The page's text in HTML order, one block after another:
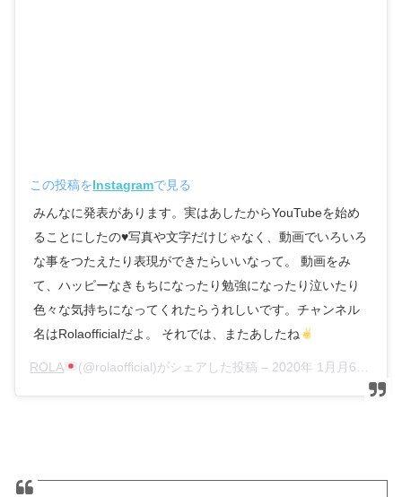
この投稿をInstagramで見る
みんなに発表があります。実はあしたからYouTubeを始め
ることにしたの♥️写真や文字だけじゃなく、動画でいろいろ
な事をつたえたり表現ができたらいいなって。 動画をみ
て、ハッピーなきもちになったり勉強になったり泣いたり
色々な気持ちになってくれたらうれしいです。チャンネル
名はRolaofficialだよ。 それでは、またあしたね
ROLA (@rolaofficial)がシェアした投稿 – 2020年 1月月6日午後11時02分PST